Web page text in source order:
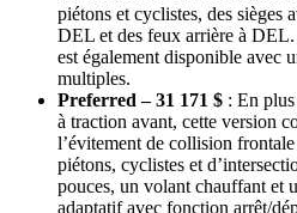
piétons et cyclistes, des sièges
DEL et des feux arrière à
est également disponible avec
multiples.
Preferred – 31 171 $ : En plus
à traction avant, cette version
l’évitement de collision
piétons, cyclistes et
pouces, un volant chauffant et
adaptatif avec fonction arrêt/